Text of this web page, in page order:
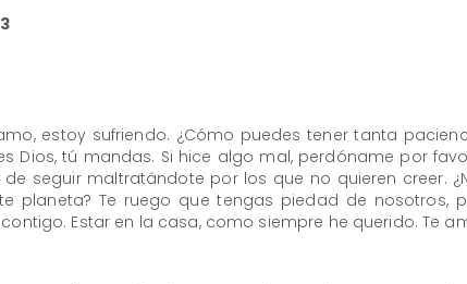
estoy sufriendo. ¿Cómo puedes tener tanta
Dios, tú mandas. Si hice algo mal, perdóname por
seguir maltratándote por los que no quieren creer.
planeta? Te ruego que tengas piedad de nosotros,
Estar en la casa, como siempre he querido. Te